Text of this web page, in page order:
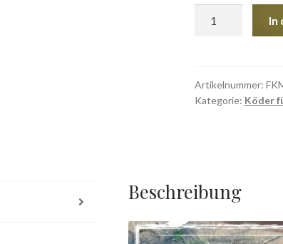
In
Artikelnummer:
Kategorie: Köder
Beschreibung